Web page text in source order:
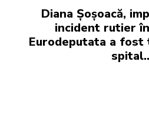
Diana Șoșoacă,
incident rutier
Eurodeputata a